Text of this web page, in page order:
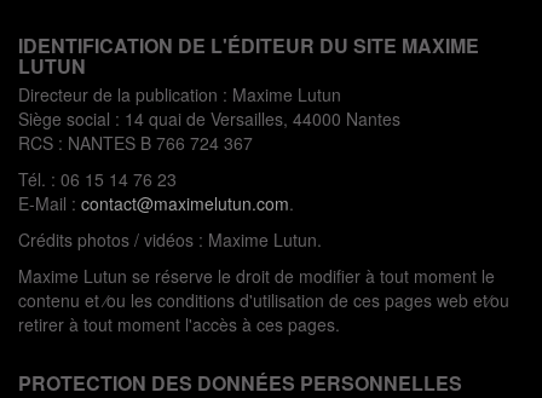
IDENTIFICATION DE L'ÉDITEUR DU SITE MAXIME
LUTUN
Directeur de la publication : Maxime Lutun
Siège social : 14 quai de Versailles, 44000 Nantes
RCS : NANTES B 766 724 367
Tél. : 06 15 14 76 23
E-Mail : contact@maximelutun.com.
Crédits photos / vidéos : Maxime Lutun.
Maxime Lutun se réserve le droit de modifier à tout moment le
contenu et ⁄ou les conditions d'utilisation de ces pages web et⁄ou
retirer à tout moment l'accès à ces pages.
PROTECTION DES DONNÉES PERSONNELLES